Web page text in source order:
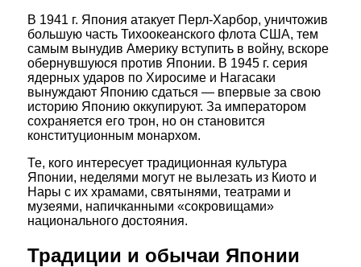
В 1941 г. Япония атакует Перл-Харбор, уничтожив
большую часть Тихоокеанского флота США, тем
самым вынудив Америку вступить в войну, вскоре
обернувшуюся против Японии. В 1945 г. серия
ядерных ударов по Хиросиме и Нагасаки
вынуждают Японию сдаться — впервые за свою
историю Японию оккупируют. За императором
сохраняется его трон, но он становится
конституционным монархом.
Те, кого интересует традиционная культура
Японии, неделями могут не вылезать из Киото и
Нары с их храмами, святынями, театрами и
музеями, напичканными «сокровищами»
национального достояния.
Традиции и обычаи Японии